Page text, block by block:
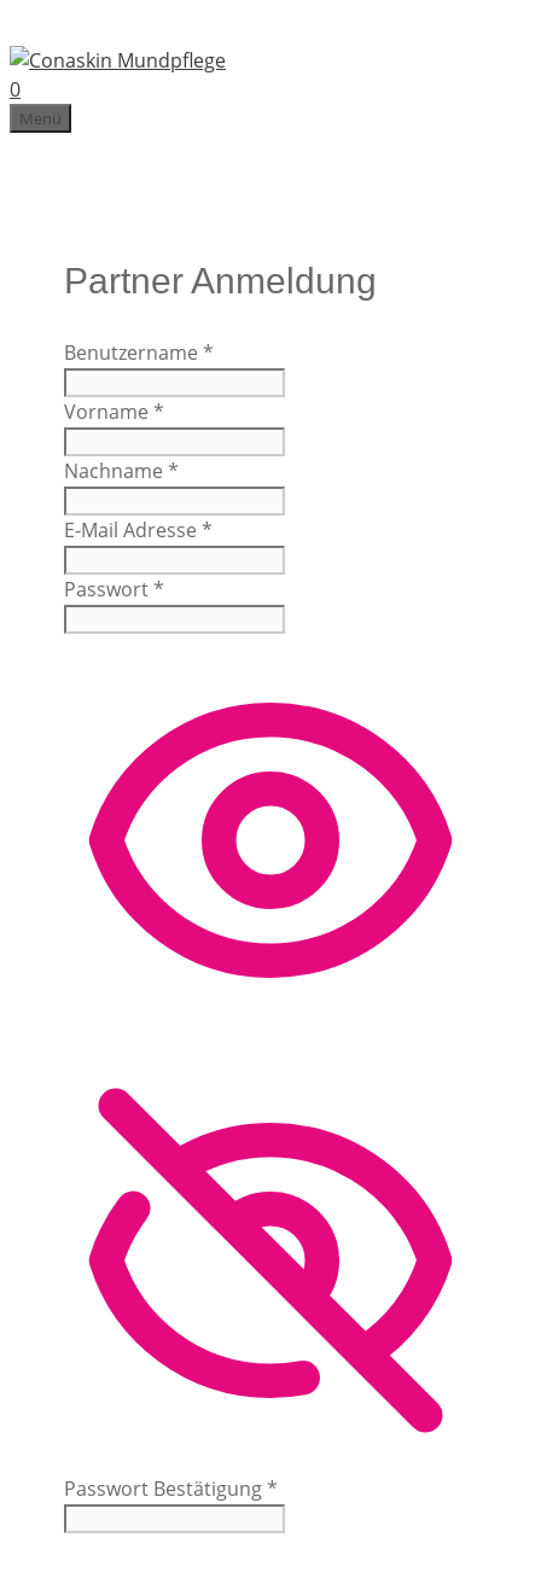
Inhalt
springen
0
Menü
Partner Anmeldung
Benutzername *
Vorname *
Nachname *
E-Mail Adresse *
Passwort*
Passwort Bestätigung*